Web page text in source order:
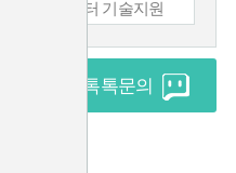
컴퓨터 기술지원
실시간 톡톡문의